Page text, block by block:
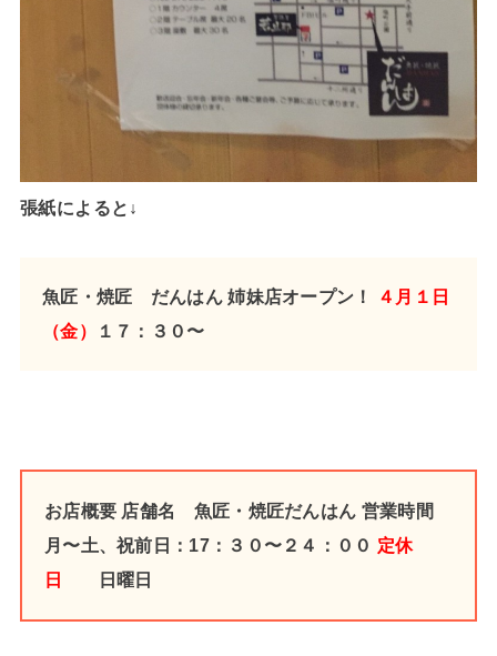
張紙によると↓
魚匠・焼匠 だんはん 姉妹店オープン！
４月１日
（金） １７：３０〜
お店概要 店舗名 魚匠・焼匠だんはん 営業時間
月〜土、祝前日：17：３０〜２４：００ 定休
日
日曜日